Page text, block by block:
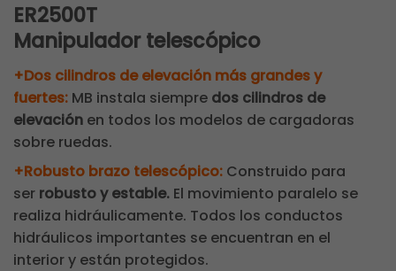
ER2500T
Manipulador telescópico
+Dos cilindros de elevación más grandes y
fuertes: MB instala siempre dos cilindros de
elevación en todos los modelos de cargadoras
sobre ruedas.
+Robusto brazo telescópico: Construido para
ser robusto y estable. El movimiento paralelo se
realiza hidráulicamente. Todos los conductos
hidráulicos importantes se encuentran en el
interior y están protegidos.